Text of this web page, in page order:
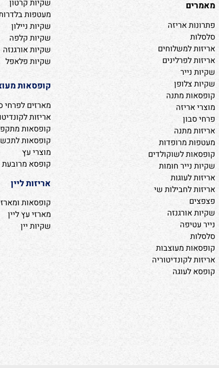
עסקה
אריזה
למשלוחים
מתנה
מתנה
לשוקולדים
חומות
שי
שקיות
שקיות נייר
שקיות נייר חומות
שקיות קרטון
מעטפות בלדרות
שקיות קלפה
שקיות אורגנזה
שקיות פלאפל
קופסאות מעוצבות
מארזים לפרחי סבון
אריזות לקונדיטוריה
קופסאות מתקפלות
מוצרי עץ
קופסא מרובעת